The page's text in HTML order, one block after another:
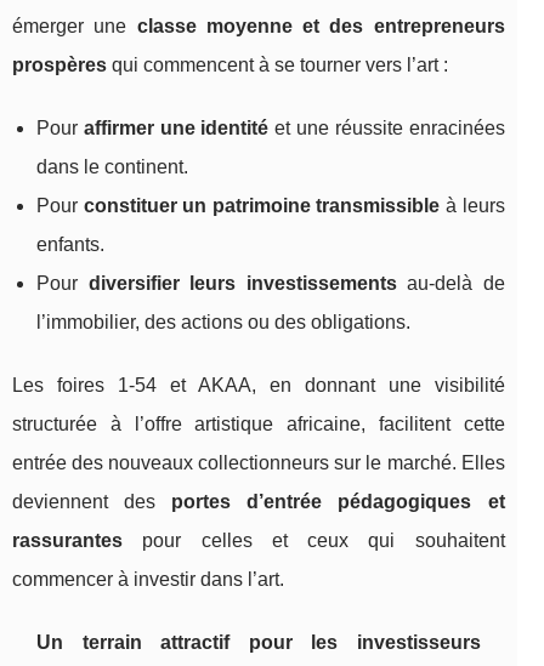
émerger une classe moyenne et des entrepreneurs
prospères qui commencent à se tourner vers l’art :
Pour affirmer une identité et une réussite enracinées
dans le continent.
Pour constituer un patrimoine transmissible à leurs
enfants.
Pour diversifier leurs investissementsau‑delà de
l’immobilier, des actions ou des obligations.
Les foires 1‑54 et AKAA, en donnant une visibilité
structurée à l’offre artistique africaine, facilitent cette
entrée des nouveaux collectionneurs sur le marché. Elles
deviennent des portes d’entrée pédagogiques et
rassurantes pour celles et ceux qui souhaitent
commencer à investir dans l’art.
Un terrain attractif pour les investisseurs